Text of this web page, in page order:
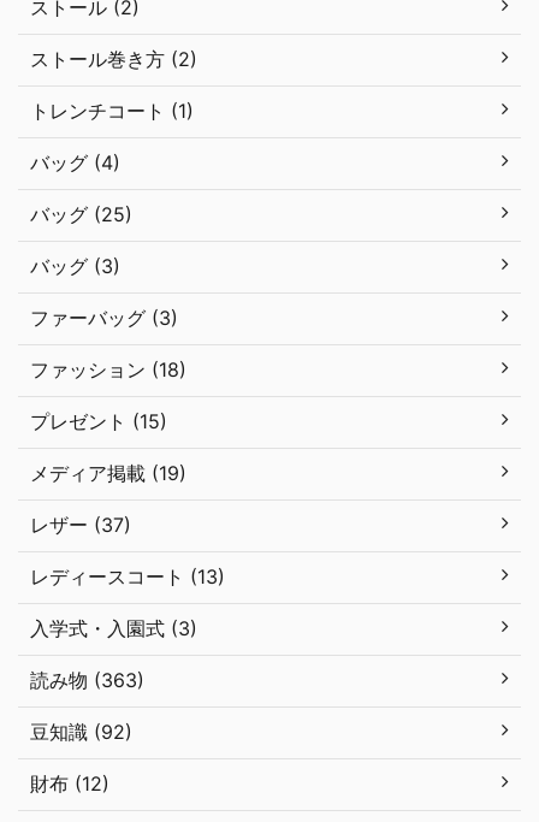
ストール (2)
ストール巻き方 (2)
トレンチコート (1)
バッグ (4)
バッグ (25)
バッグ (3)
ファーバッグ (3)
ファッション (18)
プレゼント (15)
メディア掲載 (19)
レザー (37)
レディースコート (13)
入学式・入園式 (3)
読み物 (363)
豆知識 (92)
財布 (12)